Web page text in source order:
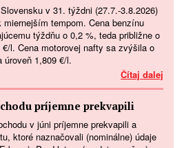
v 31. týždni (27.7.-3.8.2026)
tempom. Cena benzínu
týždňu o 0,2 %, teda približne o
l. Cena motorovej nafty sa zvýšila o
úroveň 1,809 €/l.
Čítaj dalej
príjemne prekvapili
v júni príjemne prekvapili a
ktoré naznačovali (nominálne) údaje